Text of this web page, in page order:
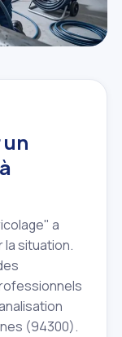
a
la situation.
(94300).